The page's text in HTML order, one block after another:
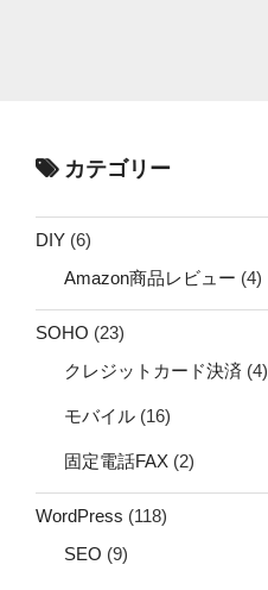
カテゴリー
DIY (6)
Amazon商品レビュー (4)
SOHO (23)
クレジットカード決済 (4)
モバイル (16)
固定電話FAX (2)
WordPress (118)
SEO (9)